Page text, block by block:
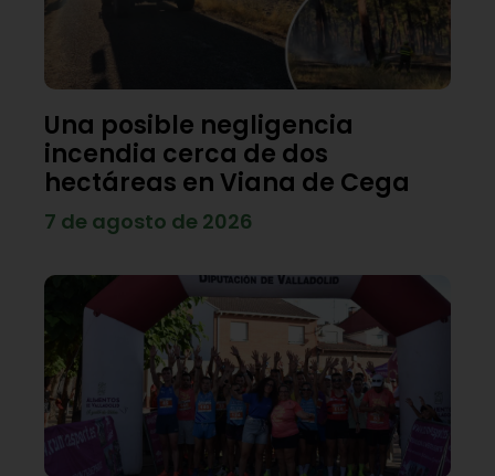
Una posible negligencia
incendia cerca de dos
hectáreas en Viana de Cega
7 de agosto de 2026